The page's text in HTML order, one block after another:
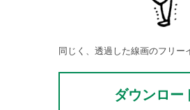
同じく、透過した線画のフリー
ダウンロー